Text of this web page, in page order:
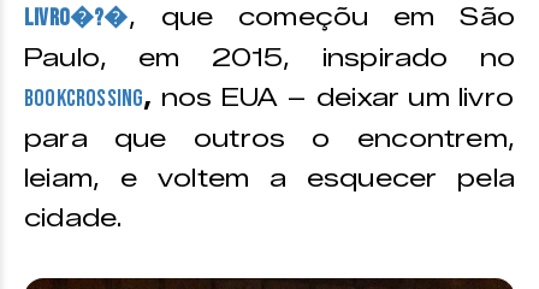
livro�?�, que começõu em São
Paulo, em 2015, inspirado no
BookCrossing, nos EUA – deixar um livro
para que outros o encontrem,
leiam, e voltem a esquecer pela
cidade.